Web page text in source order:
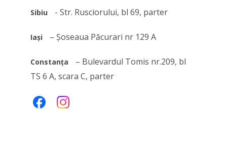
Sibiu - Str. Rusciorului, bl 69, parter
Iași – Șoseaua Păcurari nr 129 A
Constanța
– Bulevardul Tomis nr.209, bl
TS 6 A, scara C, parter